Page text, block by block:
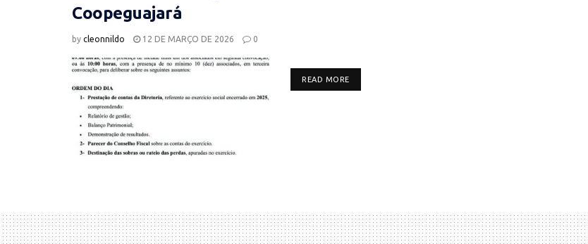
Coopeguajará
by cleonnildo 12 DE MARÇO DE 2026 0
READ MOREDETAILS